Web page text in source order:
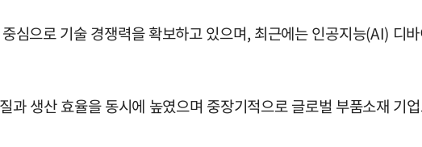
심으로 기술 경쟁력을 확보하고 있으며, 최근에는 인공지능(AI) 디
생산 효율을 동시에 높였으며 중장기적으로 글로벌 부품소재 기